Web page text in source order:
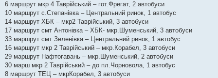
6 маршрут мкр 4 Таврійський – гот.Фрегат, 2 автобуси
10 маршрут с.Степанівка – Центральний ринок, 1 автобус
14 маршрут ХБК – мкр2 Таврійський, 3 автобуси
17 маршрут смт Антонівка – ХБК- мкр.Шуменський, 3 автобуси
33 маршрут смт Зеленівка – Центральний ринок, 1 автобус
16 маршрут мкр 2 Таврійський – мкр.Корабел, 3 автобуси
29 маршрут Нафтогавань – мкр.Шуменський, 2 автобуси
30 марш мкр 2 Таврійський – до пл.Чорновола, 1 автобус
8 маршрут ТЕЦ – мкрКорабел, 3 автобуси